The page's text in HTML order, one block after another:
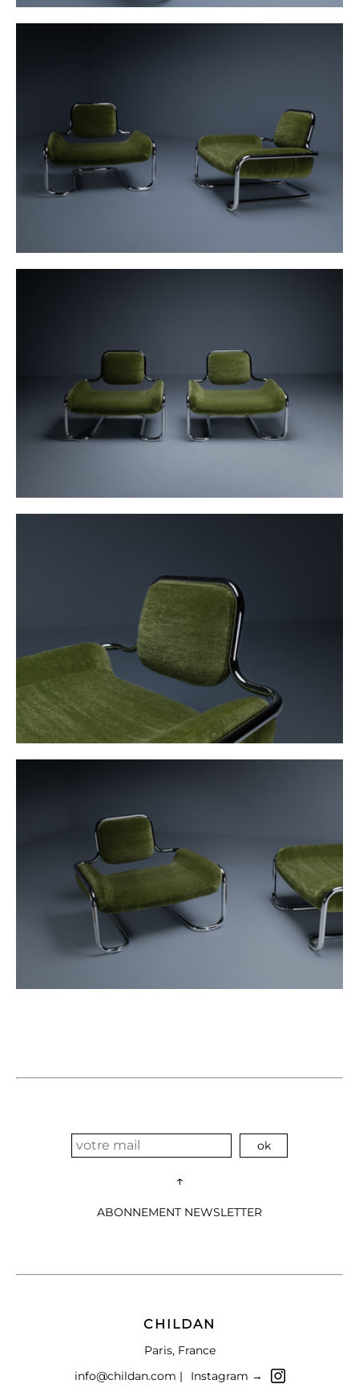
↑
ABONNEMENT NEWSLETTER
CHILDAN
Paris, France
info@childan.com |
Instagram →